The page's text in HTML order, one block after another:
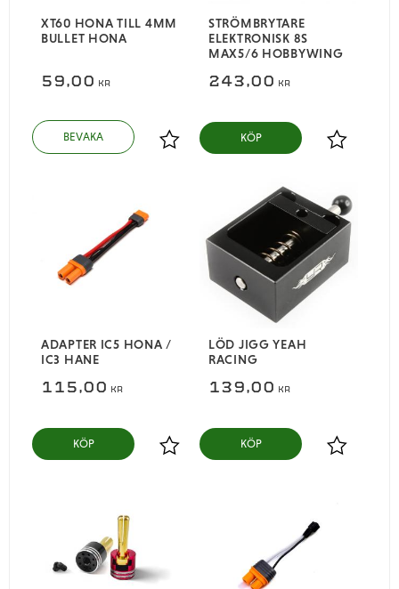
XT60 HONA TILL 4MM
BULLET HONA
59,00 KR
Lägg till i favoriter
STRÖMBRYTARE
ELEKTRONISK 8S
MAX5/6 HOBBYWING
243,00 KR
Lägg till i
KÖP
ADAPTER IC5 HONA /
IC3 HANE
115,00 KR
Lägg till i favoriter
KÖP
LÖD JIGG YEAH
RACING
139,00 KR
Lägg till i
KÖP